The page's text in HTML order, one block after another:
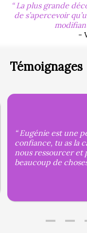
La plus grande
de s’apercevoir
-
Témoignages
Eugénie est une
confiance, tu as la
nous ressourcer et
beaucoup de